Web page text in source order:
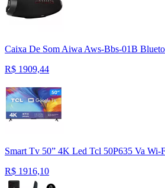
Caixa De Som Aiwa Aws-Bbs-01B
R$ 1909,44
Smart Tv 50” 4K Led Tcl 50P635 Va Wi-
R$ 1916,10